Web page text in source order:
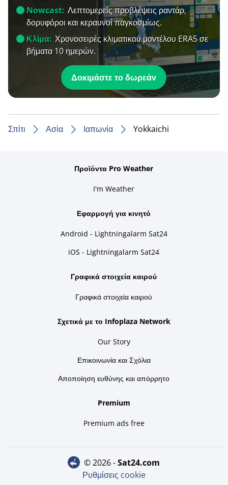
Nowcast: Λεπτομερείς προβλέψεις ραντάρ,
δορυφόροι και κεραυνοί παγκοσμίως.
Κλίμα: Χρονοσειρές κλιματικού μοντέλου ERA5 σε
βήματα 10 ημερών.
Δοκιμάστε το δωρεάν
Σπίτι Ασία Ιαπωνία Yokkaichi
Προϊόντα Pro Weather
I'm Weather
Εφαρμογή για κινητό
Android - Lightningalarm Sat24
iOS - Lightningalarm Sat24
Γραφικά στοιχεία καιρού
Γραφικά στοιχεία καιρού
Σχετικά με το Infoplaza Network
Our Story
Επικοινωνία και Σχόλια
Αποποίηση ευθύνης και απόρρητο
Premium
Premium ads free
© 2026 - sat24.com
Ρυθμίσεις cookie